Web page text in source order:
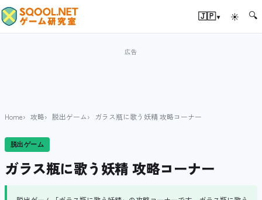
🇯🇵▾ ☀ 🔍
Home 攻略 脱出ゲーム ガラス瓶に歌う妖精 攻略コーナー
脱出ゲーム
ガラス瓶に歌う妖精 攻略コーナー